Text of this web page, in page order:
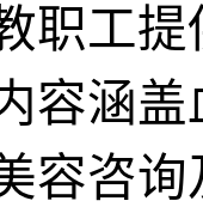
职工
容涵
容咨